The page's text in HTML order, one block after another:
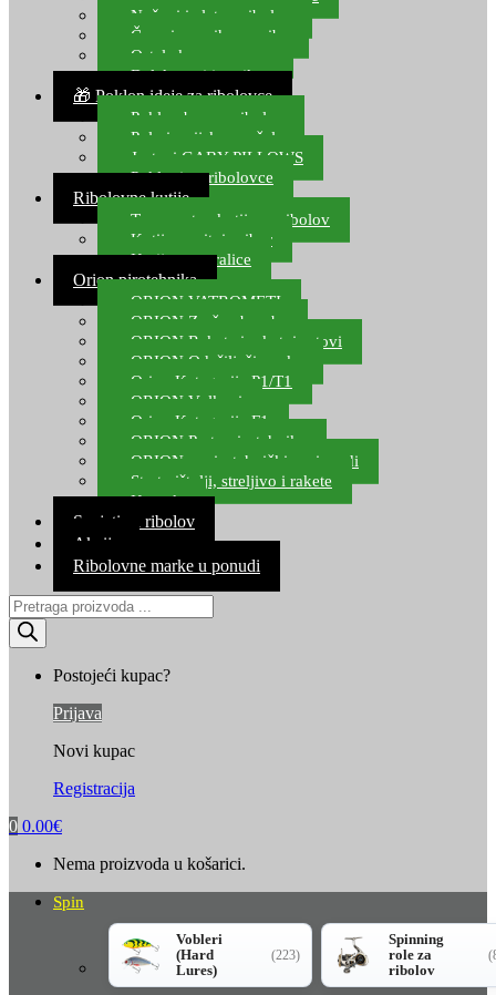
Noževi i alat za ribolov
Čamci za prihranu ribe
Ostala kamp oprema
Dalekozori i optika
🎁 Poklon ideje za ribolovce
Poklon bon za ribolov
Polarizacijske naočale
Jastuci GABY PILLOWS
Pokloni za ribolovce
Ribolovne kutije
Transportne kutije za ribolov
Kutije za sitni pribor
Kutije za varalice
Orion pirotehnika
ORION VATROMETI
ORION Zračne bombe
ORION Rakete i raketni setovi
ORION Odašiljači zvuka
Orion Kategorija P1/T1
ORION Vulkani
Orion Kategorija F1
ORION Party pirotehnika
ORION nepirotehnički proizvodi
Start pištolji, streljivo i rakete
Kontakt
Savjeti za ribolov
Akcija
Ribolovne marke u ponudi
Products
search
Postojeći kupac?
Prijava
Novi kupac
Registracija
0 0.00€
Nema proizvoda u košarici.
Spin
Vobleri
(Hard
Lures)
(223)
Spinning
role za
ribolov